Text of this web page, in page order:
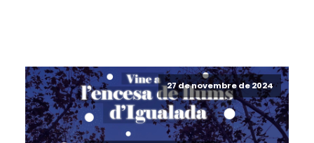
27 de novembre de 2024